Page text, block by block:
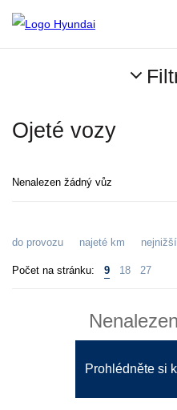
Ojeté vozy
Nenalezen žádný vůz
do provozu najeté km
Počet na stránku: 9 18 27
Prohlédněte si